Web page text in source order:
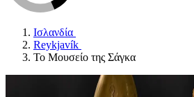
Ισλανδία
Reykjavík
Το Μουσείο της Σάγκα